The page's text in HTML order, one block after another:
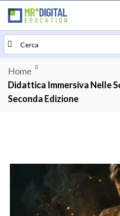
Search
Home
Didattica Immersiva Nelle
Seconda Edizione